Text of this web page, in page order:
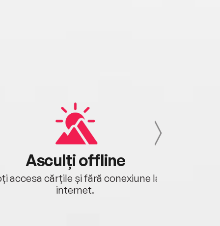
Asculți offline
accesa cărțile și fără conexiune la
internet.